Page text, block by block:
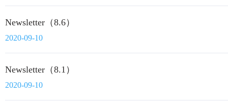
Newsletter（8.6）
2020-09-10
Newsletter（8.1）
2020-09-10